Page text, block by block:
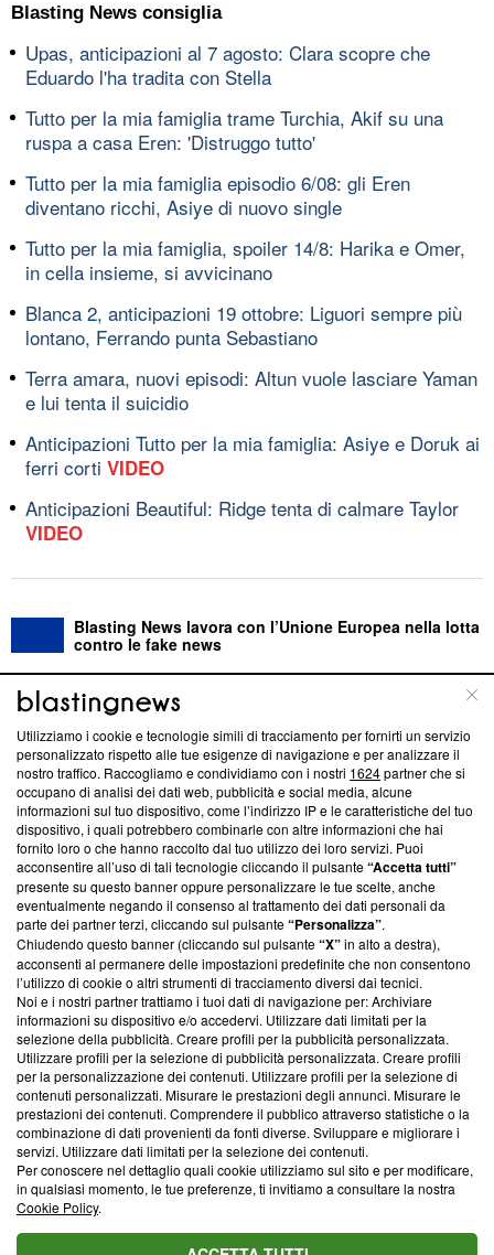
Blasting News consiglia
Upas, anticipazioni al 7 agosto: Clara scopre che
Eduardo l'ha tradita con Stella
Tutto per la mia famiglia trame Turchia, Akif su una
ruspa a casa Eren: 'Distruggo tutto'
Tutto per la mia famiglia episodio 6/08: gli Eren
diventano ricchi, Asiye di nuovo single
Tutto per la mia famiglia, spoiler 14/8: Harika e Omer,
in cella insieme, si avvicinano
Blanca 2, anticipazioni 19 ottobre: Liguori sempre più
lontano, Ferrando punta Sebastiano
Terra amara, nuovi episodi: Altun vuole lasciare Yaman
e lui tenta il suicidio
Anticipazioni Tutto per la mia famiglia: Asiye e Doruk ai
ferri corti VIDEO
Anticipazioni Beautiful: Ridge tenta di calmare Taylor
VIDEO
Blasting News lavora con l’Unione Europea nella lotta
contro le fake news
ABOUT LINEA EDITORIALE
Questa sezione offre informazioni trasparenti su Blasting
News, sui nostri processi editoriali e su come ci impegniamo a
creare news di qualità. Inoltre, afferma la nostra aderenza a
‘Trust Project - News with Integrity’Blasting News non è
ancora membro del programma, ma ha richiesto di farne
parte; Trust Project non ha ancora effettuato una verifica di
conformità agli standard.
Su di noi
Team editoriale
Corporate
Redazione
Informativa Privacy
Cookie Policy
Blasting SA, IDI CHE-247.845.224, Via Carlo Frasca, 3 - 6900
Lugano (Svizzera) Tel:+39 0690258937
© 2026 Blasting News
Utilizziamo i cookie e tecnologie simili di tracciamento per fornirti un servizio
personalizzato rispetto alle tue esigenze di navigazione e per analizzare il
nostro traffico. Raccogliamo e condividiamo con i nostri 1624partner che si
occupano di analisi dei dati web, pubblicità e social media, alcune
informazioni sul tuo dispositivo, come l’indirizzo IP e le caratteristiche del tuo
dispositivo, i quali potrebbero combinarle con altre informazioni che hai
fornito loro o che hanno raccolto dal tuo utilizzo dei loro servizi. Puoi
acconsentire all’uso di tali tecnologie cliccando il pulsante“Accetta tutti”
presente su questo banner oppure personalizzare le tue scelte, anche
eventualmente negando il consenso al trattamento dei dati personali da
parte dei partner terzi, cliccando sul pulsante“Personalizza”.
Chiudendo questo banner (cliccando sul pulsante“X”in alto a destra),
acconsenti al permanere delle impostazioni predefinite che non consentono
l’utilizzo di cookie o altri strumenti di tracciamento diversi dai tecnici.
Noi e i nostri partner trattiamo i tuoi dati di navigazione per: Archiviare
informazioni su dispositivo e/o accedervi. Utilizzare dati limitati per la
selezione della pubblicità. Creare profili per la pubblicità personalizzata.
Utilizzare profili per la selezione di pubblicità personalizzata. Creare profili
per la personalizzazione dei contenuti. Utilizzare profili per la selezione di
contenuti personalizzati. Misurare le prestazioni degli annunci. Misurare le
prestazioni dei contenuti. Comprendere il pubblico attraverso statistiche o la
combinazione di dati provenienti da fonti diverse. Sviluppare e migliorare i
servizi. Utilizzare dati limitati per la selezione dei contenuti.
Per conoscere nel dettaglio quali cookie utilizziamo sul sito e per modificare,
in qualsiasi momento, le tue preferenze, ti invitiamo a consultare la nostra
Cookie Policy.